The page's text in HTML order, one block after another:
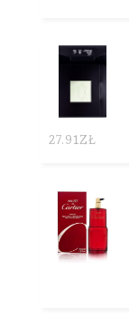
27.91ZŁ